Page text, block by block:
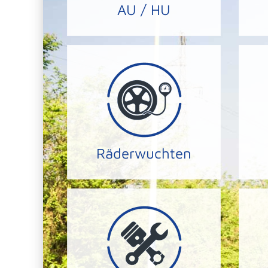
AU / HU
HU/AU
Räderwuchten
RÄDER AUSWUCHTEN
Durch das feinwuchten Ihrer
Räder erreichen wir eine
noch höhere Stabilität und
Lenkkontrolle.
mittels speziellen
Diagnosegeräten aus um
Fehler zu identifizieren.